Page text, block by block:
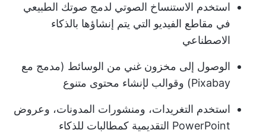
استخدم الاستنساخ الصوتي لدمج صوتك الطبيعي
في مقاطع الفيديو التي يتم إنشاؤها بالذكاء
الاصطناعي
الوصول إلى مخزون غني من الوسائط (مدمج مع
Pixabay) وقوالب لإنشاء محتوى متنوع
استخدم التغريدات، ومنشورات المدونات، وعروض
PowerPoint التقديمية كمطالبات للذكاء